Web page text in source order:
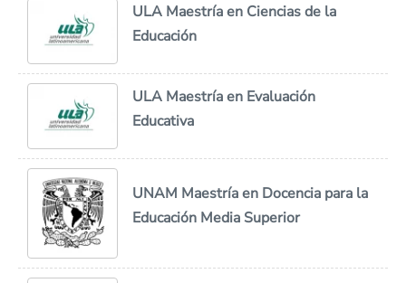
ULA Maestría en Ciencias de la
Educación
ULA Maestría en Evaluación
Educativa
UNAM Maestría en Docencia para la
Educación Media Superior